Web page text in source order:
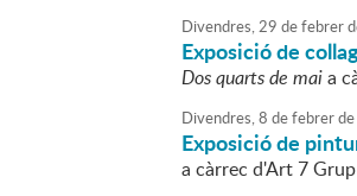
Divendres,29 defebrer
Exposició de
Dos quarts de maia
Divendres,8 defebrerde
Exposició de
a càrrec d'Art 7 Grup